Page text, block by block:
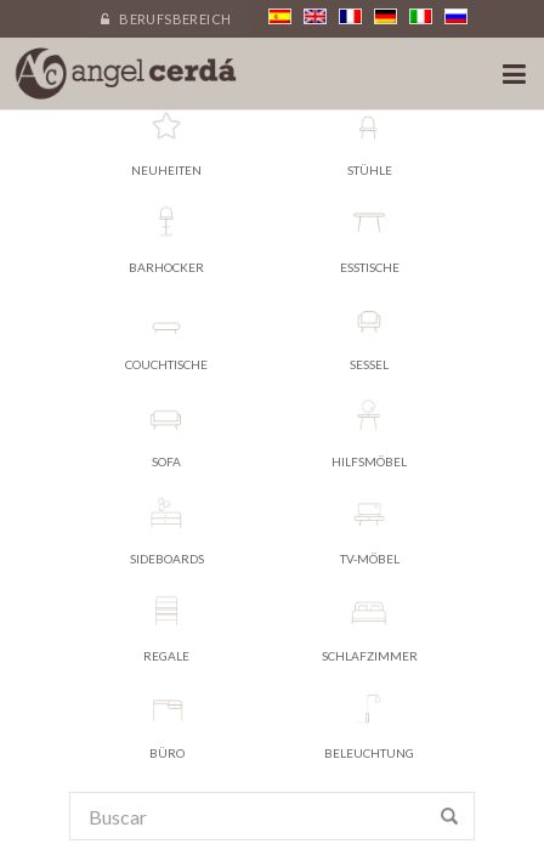
BERUFSBEREICH
NEUHEITEN STÜHLE
BARHOCKER ESSTISCHE
COUCHTISCHE SESSEL
SOFA HILFSMÖBEL
SIDEBOARDS TV-MÖBEL
REGALE SCHLAFZIMMER
BÜRO BELEUCHTUNG